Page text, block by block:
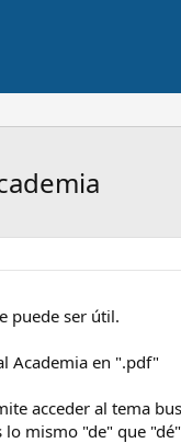
puede ser útil.
Academia en ".pdf"
acceder al tema
mismo "de" que